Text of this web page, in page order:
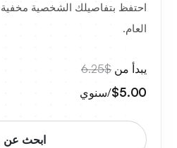
احتفظ بتفاصيلك الشخصية
العام.
يبدأ من $6.25
$5.00/سنوي
ابحث عن